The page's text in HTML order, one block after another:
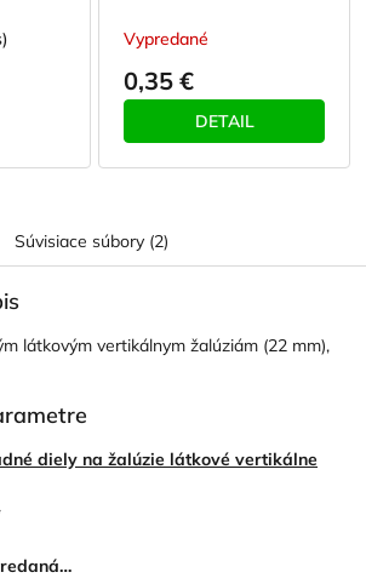
Vypredané
0,35 €
DETAIL
Súvisiace súbory (2)
látkovým vertikálnym žalúziám (22 mm),
diely na žalúzie látkové vertikálne